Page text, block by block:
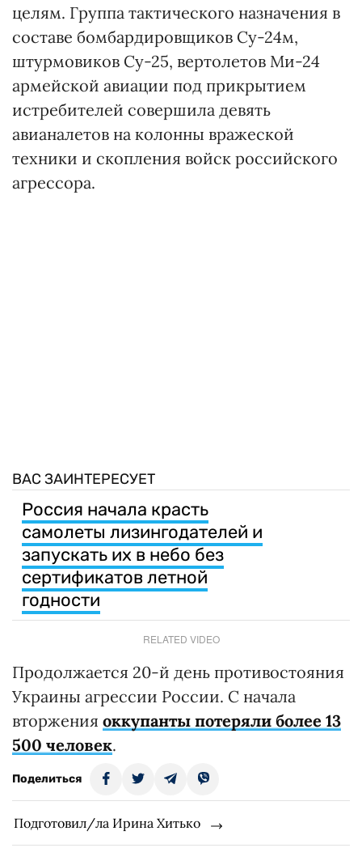
целям. Группа тактического назначения в
составе бомбардировщиков Су-24м,
штурмовиков Су-25, вертолетов Ми-24
армейской авиации под прикрытием
истребителей совершила девять
авианалетов на колонны вражеской
техники и скопления войск российского
агрессора.
ВАС ЗАИНТЕРЕСУЕТ
Россия начала красть
самолеты лизингодателей и
запускать их в небо без
сертификатов летной
годности
RELATED VIDEO
Продолжается 20-й день противостояния
Украины агрессии России. С начала
вторжения оккупанты потеряли более 13
500 человек.
Поделиться
Подготовил/ла Ирина Хитько